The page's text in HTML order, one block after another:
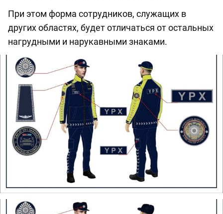
При этом форма сотрудников, служащих в
других областях, будет отличаться от остальных
нагрудными и нарукавными знаками.